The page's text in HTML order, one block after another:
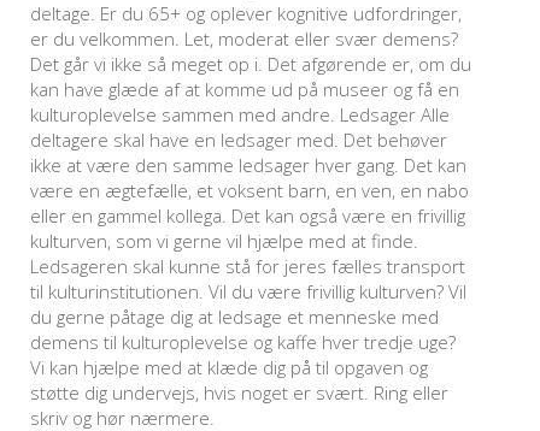
deltage. Er du 65+ og oplever kognitive udfordringer,
er du velkommen. Let, moderat eller svær demens?
Det går vi ikke så meget op i. Det afgørende er, om du
kan have glæde af at komme ud på museer og få en
kulturoplevelse sammen med andre. Ledsager Alle
deltagere skal have en ledsager med. Det behøver
ikke at være den samme ledsager hver gang. Det kan
være en ægtefælle, et voksent barn, en ven, en nabo
eller en gammel kollega. Det kan også være en frivillig
kulturven, som vi gerne vil hjælpe med at finde.
Ledsageren skal kunne stå for jeres fælles transport
til kulturinstitutionen. Vil du være frivillig kulturven? Vil
du gerne påtage dig at ledsage et menneske med
demens til kulturoplevelse og kaffe hver tredje uge?
Vi kan hjælpe med at klæde dig på til opgaven og
støtte dig undervejs, hvis noget er svært. Ring eller
skriv og hør nærmere.